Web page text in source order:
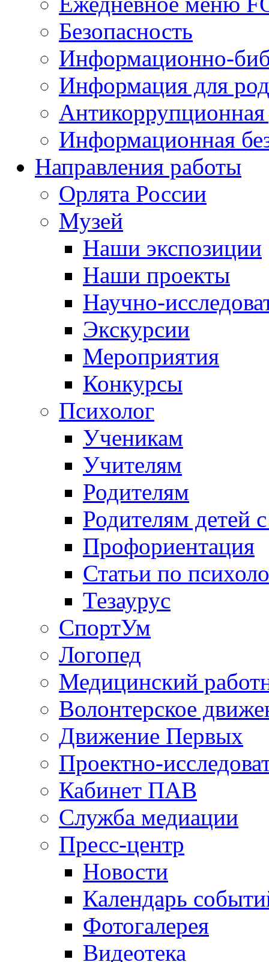
Безопасность
Информационно-
Информация для
Антикоррупционная
Информационная
Направления работы
Орлята России
Музей
Наши экспозиции
Наши проекты
Научно-
Экскурсии
Мероприятия
Конкурсы
Психолог
Ученикам
Учителям
Родителям
Родителям детей
Профориентация
Статьи по
Тезаурус
СпортУм
Логопед
Медицинский
Волонтерское
Движение Первых
Проектно-
Кабинет ПАВ
Служба медиации
Пресс-центр
Новости
Календарь
Фотогалерея
Видеотека